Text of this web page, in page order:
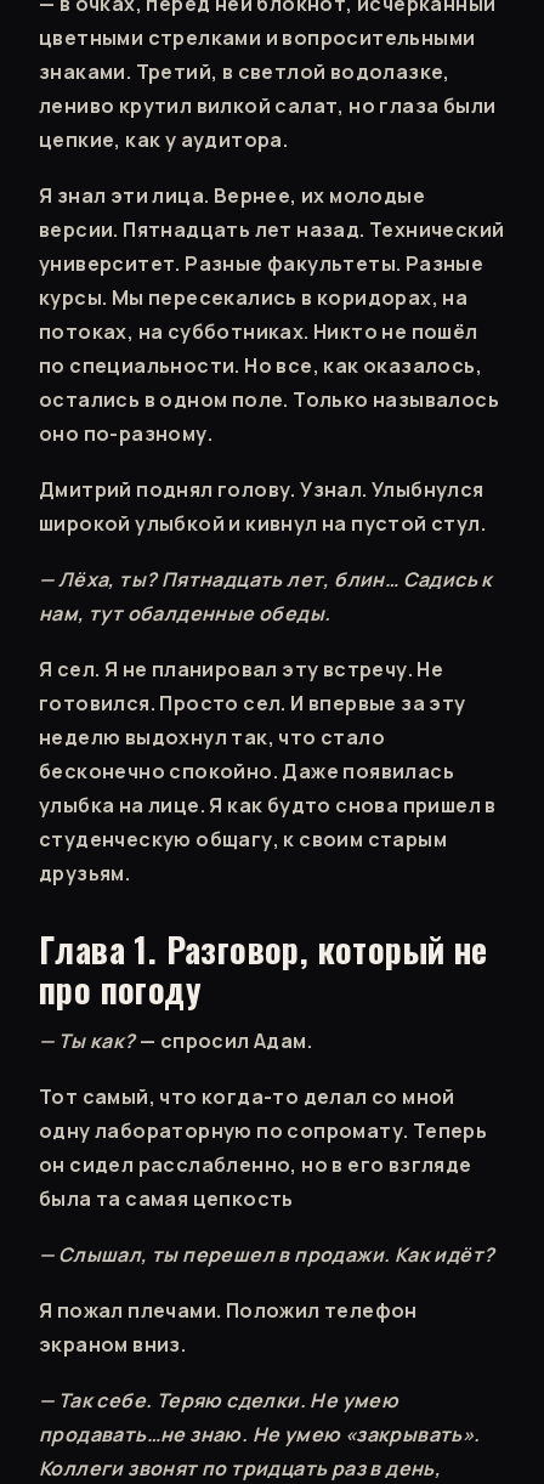
цветными стрелками и вопросительными
знаками. Третий, в светлой водолазке,
лениво крутил вилкой салат, но глаза были
цепкие, как у аудитора.
Я знал эти лица. Вернее, их молодые
версии. Пятнадцать лет назад. Технический
университет. Разные факультеты. Разные
курсы. Мы пересекались в коридорах, на
потоках, на субботниках. Никто не пошёл
по специальности. Но все, как оказалось,
остались в одном поле. Только называлось
оно по-разному.
Дмитрий поднял голову. Узнал. Улыбнулся
широкой улыбкой и кивнул на пустой стул.
— Лёха, ты? Пятнадцать лет, блин… Садись к
нам, тут обалденные обеды.
Я сел. Я не планировал эту встречу. Не
готовился. Просто сел. И впервые за эту
неделю выдохнул так, что стало
бесконечно спокойно. Даже появилась
улыбка на лице. Я как будто снова пришел в
студенческую общагу, к своим старым
друзьям.
Глава 1. Разговор, который не
про погоду
— Ты как?— спросил Адам.
Тот самый, что когда-то делал со мной
одну лабораторную по сопромату. Теперь
он сидел расслабленно, но в его взгляде
была та самая цепкость
— Слышал, ты перешел в продажи. Как идёт?
Я пожал плечами. Положил телефон
экраном вниз.
— Так себе. Теряю сделки. Не умею
продавать…не знаю. Не умею «закрывать».
Коллеги звонят по тридцать раз в день,